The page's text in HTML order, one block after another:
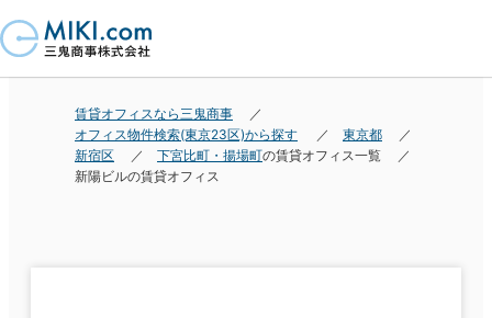
賃貸オフィスなら三鬼商事
オフィス物件検索(東京23区)から探す
東京都
新宿区
下宮比町・揚場町の賃貸オフィス一覧
新陽ビルの賃貸オフィス